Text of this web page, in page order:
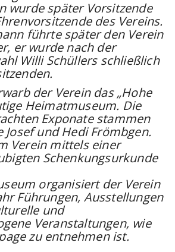
wurde später Vorsitzende
des Vereins.
führte später den Verein
er wurde nach der
Willi Schüllers schließlich
der Verein das „Hohe
Heimatmuseum. Die
Exponate stammen
Josef und Hedi Frömbgen.
Verein mittels einer
Schenkungsurkunde
organisiert der Verein
Führungen, Ausstellungen
und
Veranstaltungen, wie
zu entnehmen ist.